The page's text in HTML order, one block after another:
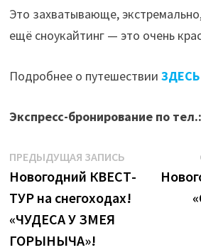
Это захватывающе,
ещё сноукайтинг — это очень
Подробнее о путешествии ЗДЕСЬ
Экспресс-бронирование по
Навигация
по
записям
ПРЕДЫДУЩАЯ ЗАПИСЬПредыдущая
запись:
Новогодний КВЕСТ-
ТУР на снегоходах!
«ЧУДЕСА У ЗМЕЯ
ГОРЫНЫЧА»!